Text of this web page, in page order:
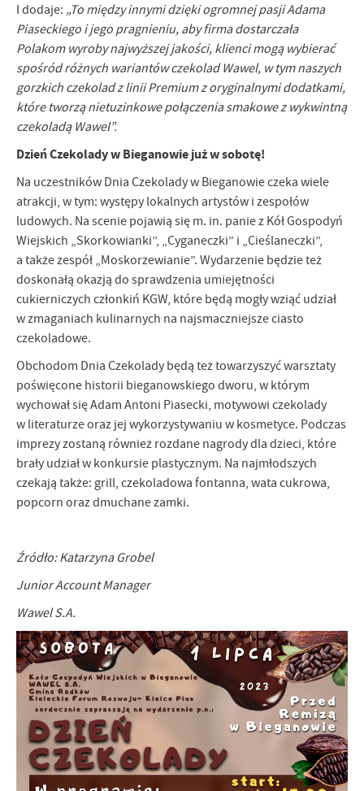
I dodaje: „To między innymi dzięki ogromnej pasji Adama
Piaseckiego i jego pragnieniu, aby firma dostarczała
Polakom wyroby najwyższej jakości, klienci mogą wybierać
spośród różnych wariantów czekolad Wawel, w tym naszych
gorzkich czekolad z linii Premium z oryginalnymi dodatkami,
które tworzą nietuzinkowe połączenia smakowe z wykwintną
czekoladą Wawel”.
Dzień Czekolady w Bieganowie już w sobotę!
Na uczestników Dnia Czekolady w Bieganowie czeka wiele
atrakcji, w tym: występy lokalnych artystów i zespołów
ludowych. Na scenie pojawią się m. in. panie z Kół Gospodyń
Wiejskich „Skorkowianki”, „Cyganeczki” i „Cieślaneczki”,
a także zespół „Moskorzewianie”. Wydarzenie będzie też
doskonałą okazją do sprawdzenia umiejętności
cukierniczych członkiń KGW, które będą mogły wziąć udział
w zmaganiach kulinarnych na najsmaczniejsze ciasto
czekoladowe.
Obchodom Dnia Czekolady będą też towarzyszyć warsztaty
poświęcone historii bieganowskiego dworu, w którym
wychował się Adam Antoni Piasecki, motywowi czekolady
w literaturze oraz jej wykorzystywaniu w kosmetyce. Podczas
imprezy zostaną również rozdane nagrody dla dzieci, które
brały udział w konkursie plastycznym. Na najmłodszych
czekają także: grill, czekoladowa fontanna, wata cukrowa,
popcorn oraz dmuchane zamki.
Źródło: Katarzyna Grobel
Junior Account Manager
Wawel S.A.